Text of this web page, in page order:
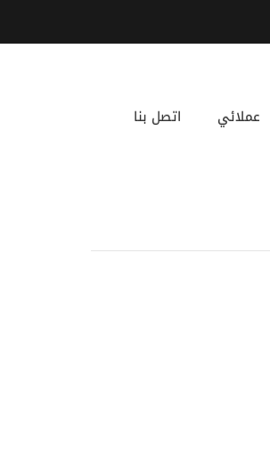
عملائي اتصل بنا